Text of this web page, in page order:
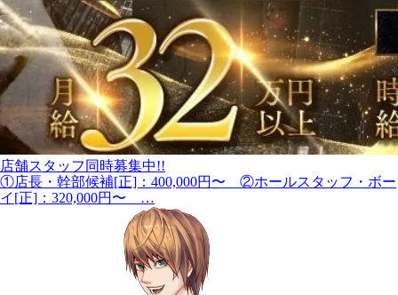
店舗スタッフ同時募集中!!
①店長・幹部候補[正]：400,000円〜 ②ホールスタッフ・ボー
イ[正]：320,000円〜 …